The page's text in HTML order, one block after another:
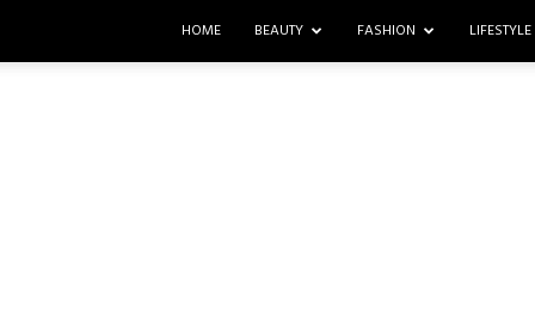
HOME BEAUTY FASHION LIFESTYLE